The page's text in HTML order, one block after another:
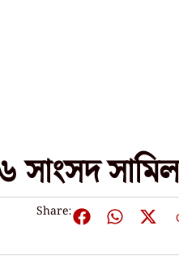
সামিল‌
Share: